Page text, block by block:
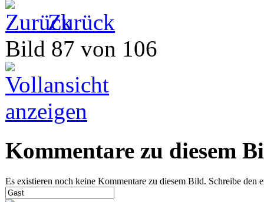
Zurück
Bild 87 von 106
Kommentare zu diesem
Es existieren noch keine Kommentare zu diesem Bild. Schreibe den